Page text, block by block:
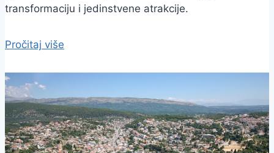
transformaciju i jedinstvene atrakcije.
Pročitaj više